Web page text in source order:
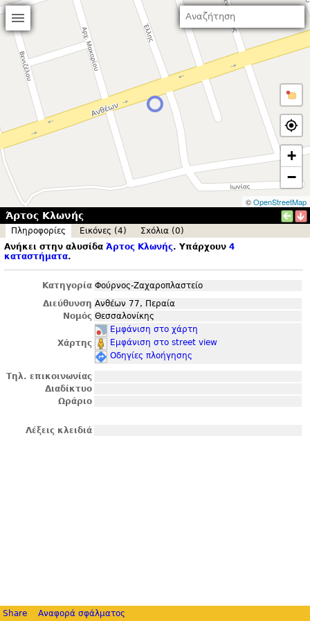
+
−
©OpenStreetMap
Άρτος Κλωνής
Πληροφορίες Εικόνες (4)
Σxόλια (0)
Ανήκει στην αλυσίδα Άρτος Κλωνής. Υπάρχουν 4
καταστήματα.
Κατηγορία Φούρνος-Ζαχαροπλαστείο
Διεύθυνση Ανθέων 77, Περαία
Νομός Θεσσαλονίκης
Χάρτης
Εμφάνιση στο χάρτη
Εμφάνιση στο street view
Οδηγίες πλοήγησης
Τηλ. επικοινωνίας
Διαδίκτυο
Ωράριο
Λέξεις κλειδιά
Share Αναφορά σφάλματος